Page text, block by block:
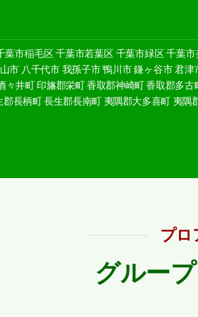
葉市稲毛区 千葉市若葉区 千葉市緑区 千葉市
市 八千代市 我孫子市 鴨川市 鎌ヶ谷市 君津
々井町 印旛郡栄町 香取郡神崎町 香取郡多古
郡長柄町 長生郡長南町 夷隅郡大多喜町 夷隅
プロ
グルー